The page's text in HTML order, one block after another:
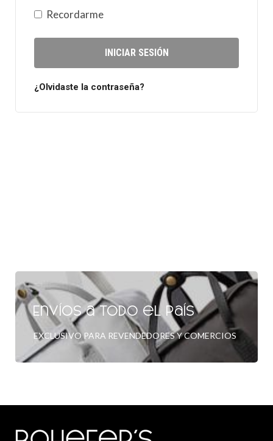
Recordarme
INICIAR SESIÓN
¿Olvidaste la contraseña?
Envíos a todo el país
EXCLUSIVO PARA REVENDEDORES Y COMERCIOS